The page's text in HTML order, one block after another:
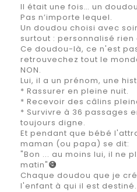
Il était une fois… un
Pas n’importe lequel.
Un doudou choisi avec
surtout : personnalisé rien
Ce doudou-là, ce n'est
retrouvechez tout le
NON.
Lui, il a un prénom, une
* Rassurer en pleine nuit.
* Recevoir des câlins
* Survivre à 36 passages
toujours digne.
Et pendant que bébé
maman (ou papa) se dit:
"Bon ... au moins lui, il ne
matin"😅
Chaque doudou que je
l'enfant à qui il est destiné.